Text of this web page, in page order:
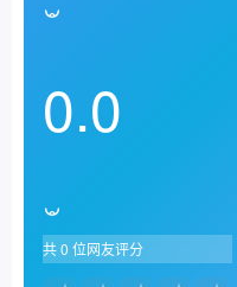
0.0
共0 位网友评分